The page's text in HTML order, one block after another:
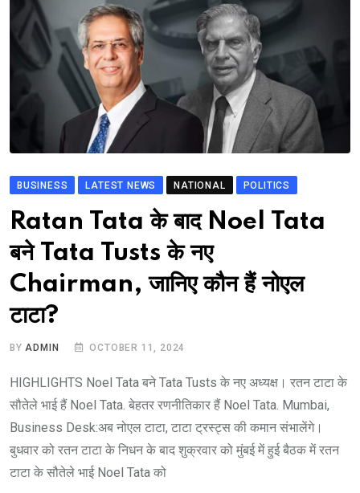
BUSINESS LATEST NEWS NATIONAL POLITICS
Ratan Tata के बाद Noel Tata
बने Tata Tusts के नए
Chairman, जानिए कौन हैं नोएल
टाटा?
BYADMIN OCTOBER 11, 2024
HIGHLIGHTS Noel Tata बने Tata Tusts के नए अध्यक्ष। रतन टाटा के
सौतेले भाई हैं Noel Tata. बेहतर रणनीतिकार हैं Noel Tata. Mumbai,
Business Desk:अब नोएल टाटा, टाटा ट्रस्ट्स की कमान संभालेंगे।
बुधवार को रतन टाटा के निधन के बाद शुक्रवार को मुंबई में हुई बैठक में रतन
टाटा के सौतेले भाई Noel Tata को